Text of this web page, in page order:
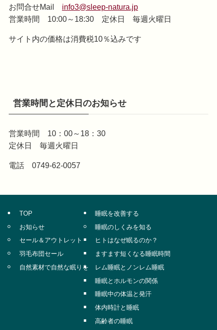
お問合せMail info3@sleep-natura.jp
営業時間 10:00～18:30 定休日 毎週火曜日
サイト内の価格は消費税10％込みです
営業時間と定休日のお知らせ
営業時間 10：00～18：30
定休日 毎週火曜日
電話 0749-62-0057
TOP
お知らせ
セール＆アウトレット
羽毛布団セール
自然素材で自然な眠りを
睡眠を改善する
睡眠のしくみを知る
ヒトはなぜ眠るのか？
ますます短くなる睡眠時間
レム睡眠とノンレム睡眠
睡眠とホルモンの関係
睡眠中の体温と発汗
体内時計と睡眠
高齢者の睡眠